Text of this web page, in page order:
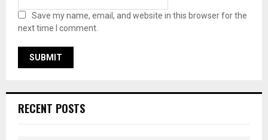
Save my name, email, and website in this browser for the
next time I comment.
RECENT POSTS